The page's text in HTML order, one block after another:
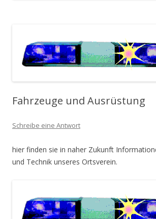
Fahrzeuge und Ausrüstung
Schreibe eine Antwort
hier finden sie in naher Zukunft
und Technik unseres Ortsverein.